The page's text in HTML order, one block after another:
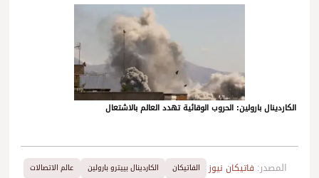
الكاردينال بارولين: الحروب الوقائية تهدد العالم بالاشتعال
المصدر: فاتيكان نيوز الفاتيكان الكاردينال بييترو بارولين عالم الاتصالات